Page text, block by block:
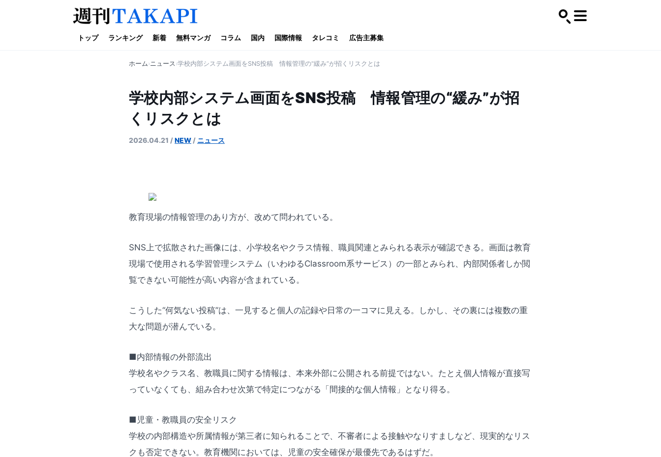
トップ ランキング 新着 無料マンガ コラム 国内 国際情報 タレコミ 広告主募集
ホーム ニュース 学校内部システム画面をSNS投稿 情報管理の“緩み”が招くリスクとは
学校内部システム画面をSNS投稿 情報管理の“緩み”が招
くリスクとは
2026.04.21 /NEW / ニュース
教育現場の情報管理のあり方が、改めて問われている。
SNS上で拡散された画像には、小学校名やクラス情報、職員関連とみられる表示が確認できる。画面は教育
現場で使用される学習管理システム（いわゆるClassroom系サービス）の一部とみられ、内部関係者しか閲
覧できない可能性が高い内容が含まれている。
こうした“何気ない投稿”は、一見すると個人の記録や日常の一コマに見える。しかし、その裏には複数の重
大な問題が潜んでいる。
■内部情報の外部流出
学校名やクラス名、教職員に関する情報は、本来外部に公開される前提ではない。たとえ個人情報が直接写
っていなくても、組み合わせ次第で特定につながる「間接的な個人情報」となり得る。
■児童・教職員の安全リスク
学校の内部構造や所属情報が第三者に知られることで、不審者による接触やなりすましなど、現実的なリス
クも否定できない。教育機関においては、児童の安全確保が最優先であるはずだ。